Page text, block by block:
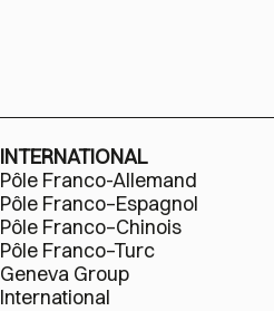
INTERNATIONAL
Pôle Franco-Allemand
Pôle Franco–Espagnol
Pôle Franco–Chinois
Pôle Franco–Turc
Geneva Group
International